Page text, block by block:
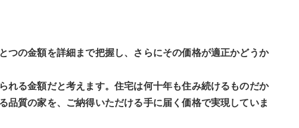
つの金額を詳細まで把握し、さらにその価格が適正かどうか
れる金額だと考えます。住宅は何十年も住み続けるものだか
品質の家を、ご納得いただける手に届く価格で実現していま